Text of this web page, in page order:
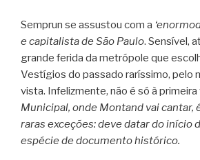
Semprun se assustou com a
e capitalista de São Paulo. Sensível,
grande ferida da metrópole que
Vestígios do passado raríssimo, pelo
vista. Infelizmente, não é só à primeira
Municipal, onde Montand vai cantar,
raras exceções: deve datar do início
espécie de documento histórico.